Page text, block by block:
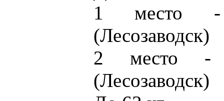
1 место -
(Лесозаводск)
2 место -
(Лесозаводск)